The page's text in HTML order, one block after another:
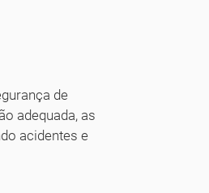
de
adequada, as
acidentes e